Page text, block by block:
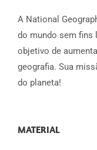
A National
do mundo sem fins
objetivo de
geografia. Sua
do planeta!
MATERIAL